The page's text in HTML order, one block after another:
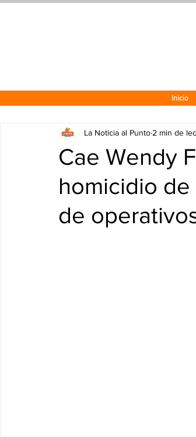
Inicio
Cae Wendy
homicidio
de
La Noticia al Punto 2 min de